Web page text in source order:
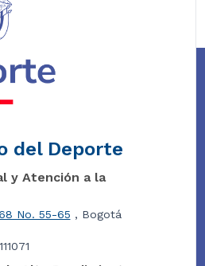
del Deporte
y Atención a la
No. 55-65 , Bogotá